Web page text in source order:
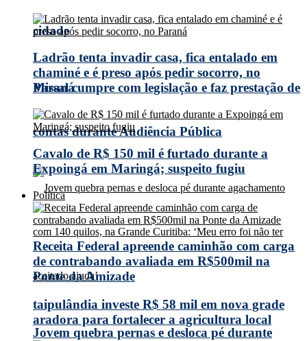
cidade
Missal cumpre com legislação e faz prestação de
contas durante Audiência Pública
Jovem quebra pernas e desloca pé durante
Ladrão tenta invadir casa, fica entalado em
chaminé e é preso após pedir socorro, no
Paraná
Cavalo de R$ 150 mil é furtado durante a
Expoingá em Maringá; suspeito fugiu
Política
Receita Federal apreende caminhão com carga
de contrabando avaliada em R$500mil na
Ponte da Amizade
taipulândia investe R$ 58 mil em nova grade
aradora para fortalecer a agricultura local